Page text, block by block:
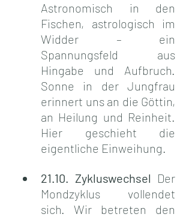
Astronomisch in den
Fischen, astrologisch im
Widder – ein
Spannungsfeld aus
Hingabe und Aufbruch.
Sonne in der Jungfrau
erinnert uns an die Göttin,
an Heilung und Reinheit.
Hier geschieht die
eigentliche Einweihung.
21.10. Zykluswechsel Der
Mondzyklus vollendet